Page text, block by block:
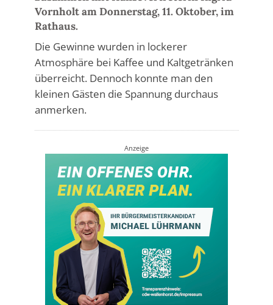
Vornholt am Donnerstag, 11. Oktober, im
Rathaus.
Die Gewinne wurden in lockerer
Atmosphäre bei Kaffee und Kaltgetränken
überreicht. Dennoch konnte man den
kleinen Gästen die Spannung durchaus
anmerken.
Anzeige